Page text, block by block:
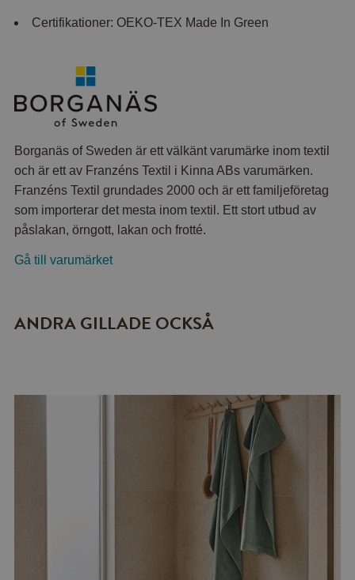
Certifikationer: OEKO-TEX Made In Green
Borganäs of Sweden är ett välkänt varumärke inom textil
och är ett av Franzéns Textil i Kinna ABs varumärken.
Franzéns Textil grundades 2000 och är ett familjeföretag
som importerar det mesta inom textil. Ett stort utbud av
påslakan, örngott, lakan och frotté.
Gå till varumärket
ANDRA GILLADE OCKSÅ